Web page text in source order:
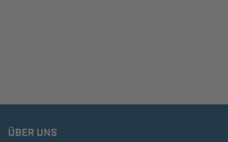
ÜBER UNS